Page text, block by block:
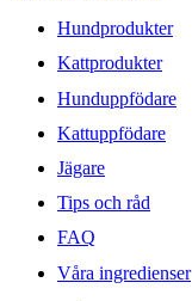
Hundprodukter
Kattprodukter
Hunduppfödare
Kattuppfödare
Jägare
Tips och råd
FAQ
Våra ingredienser